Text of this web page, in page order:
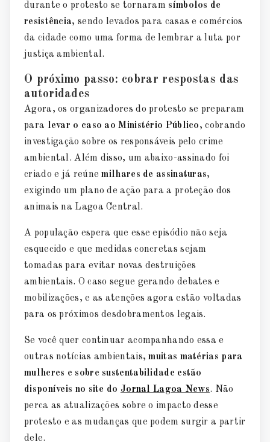
durante o protesto se tornaram símbolos de
resistência, sendo levados para casas e comércios
da cidade como uma forma de lembrar a luta por
justiça ambiental.
O próximo passo: cobrar respostas das
autoridades
Agora, os organizadores do protesto se preparam
para levar o caso ao Ministério Público, cobrando
investigação sobre os responsáveis pelo crime
ambiental. Além disso, um abaixo-assinado foi
criado e já reúnemilhares de assinaturas,
exigindo um plano de ação para a proteção dos
animais na Lagoa Central.
A população espera que esse episódio não seja
esquecido e que medidas concretas sejam
tomadas para evitar novas destruições
ambientais. O caso segue gerando debates e
mobilizações, e as atenções agora estão voltadas
para os próximos desdobramentos legais.
Se você quer continuar acompanhando essa e
outras notícias ambientais,muitas matérias para
mulheres e sobre sustentabilidade estão
disponíveis no site do Jornal Lagoa News. Não
perca as atualizações sobre o impacto desse
protesto e as mudanças que podem surgir a partir
dele.